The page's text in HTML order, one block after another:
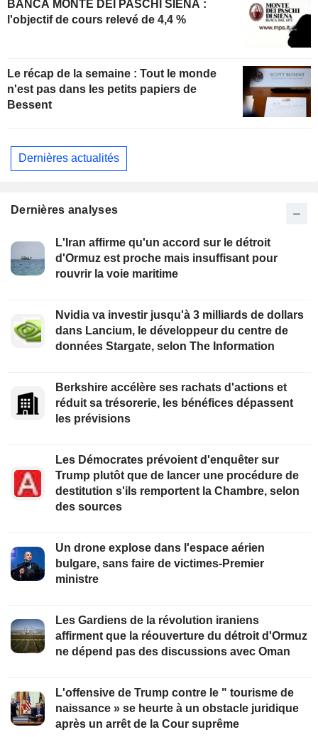
BANCA MONTE DEI PASCHI SIENA :
l'objectif de cours relevé de 4,4 %
Le récap de la semaine : Tout le monde
n'est pas dans les petits papiers de
Bessent
Dernières actualités
Dernières analyses
L'Iran affirme qu'un accord sur le détroit
d'Ormuz est proche mais insuffisant pour
rouvrir la voie maritime
Nvidia va investir jusqu'à 3 milliards de dollars
dans Lancium, le développeur du centre de
données Stargate, selon The Information
Berkshire accélère ses rachats d'actions et
réduit sa trésorerie, les bénéfices dépassent
les prévisions
Les Démocrates prévoient d'enquêter sur
Trump plutôt que de lancer une procédure de
destitution s'ils remportent la Chambre, selon
des sources
Un drone explose dans l'espace aérien
bulgare, sans faire de victimes-Premier
ministre
Les Gardiens de la révolution iraniens
affirment que la réouverture du détroit d'Ormuz
ne dépend pas des discussions avec Oman
L'offensive de Trump contre le " tourisme de
naissance » se heurte à un obstacle juridique
après un arrêt de la Cour suprême